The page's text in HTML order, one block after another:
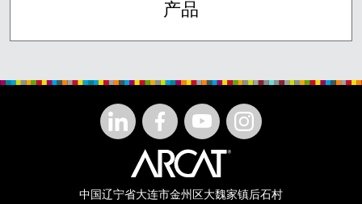
产品
中国辽宁省大连市金州区大魏家镇后石村